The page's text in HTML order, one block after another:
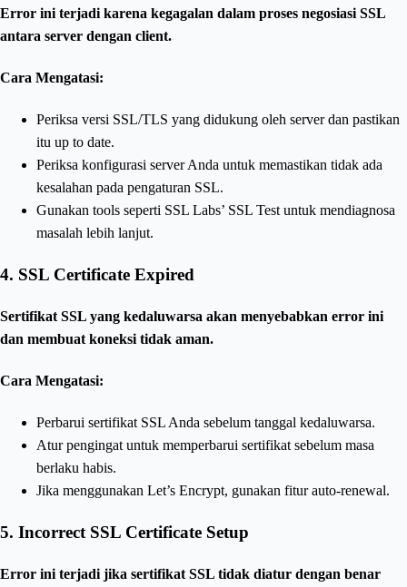
Error ini terjadi karena kegagalan dalam proses negosiasi SSL
antara server dengan client.
Cara Mengatasi:
Periksa versi SSL/TLS yang didukung oleh server dan pastikan
itu up to date.
Periksa konfigurasi server Anda untuk memastikan tidak ada
kesalahan pada pengaturan SSL.
Gunakan tools seperti SSL Labs’ SSL Test untuk mendiagnosa
masalah lebih lanjut.
4. SSL Certificate Expired
Sertifikat SSL yang kedaluwarsa akan menyebabkan error ini
dan membuat koneksi tidak aman.
Cara Mengatasi:
Perbarui sertifikat SSL Anda sebelum tanggal kedaluwarsa.
Atur pengingat untuk memperbarui sertifikat sebelum masa
berlaku habis.
Jika menggunakan Let’s Encrypt, gunakan fitur auto-renewal.
5. Incorrect SSL Certificate Setup
Error ini terjadi jika sertifikat SSL tidak diatur dengan benar